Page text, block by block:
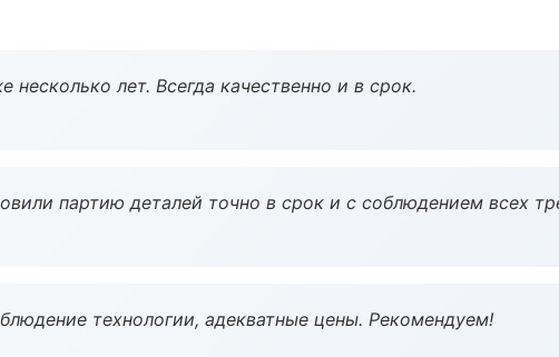
лет. Всегда качественно и в срок.
партию деталей точно в срок и с соблюдением всех
технологии, адекватные цены. Рекомендуем!